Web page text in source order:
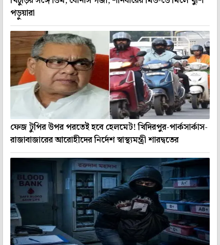
পড়ুয়ারা
ফেজ টুপির উপর পরতেই হবে হেলমেট! খিদিরপুর-পার্কসার্কাস-
রাজাবাজারের আরোহীদের নির্দেশ স্বাস্থ্যমন্ত্রী শারদ্বতের